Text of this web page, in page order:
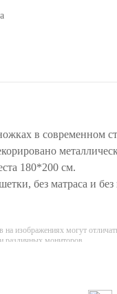
в современном
180*200 см.
без матраса и
изображениях могут
различных мониторов.